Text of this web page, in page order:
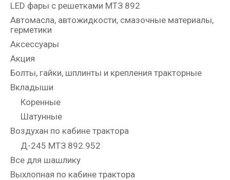
LED фары с решетками МТЗ 892
Автомасла, автожидкости, смазочные материалы,
герметики
Аксессуары
Акция
Болты, гайки, шплинты и крепления тракторные
Вкладыши
Коренные
Шатунные
Воздухан по кабине трактора
Д-245 МТЗ 892.952
Все для шашлику
Выхлопная по кабине трактора